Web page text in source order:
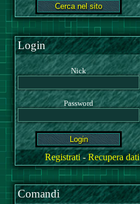
Login
Nick
Password
Registrati-Recupera dati
Comandi